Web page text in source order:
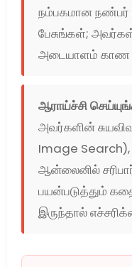
நம்பகமான நண்பர்
பேசுங்கள்;
அடையாளம் காண
ஆராய்ச்சி
அவர்களின்
Image
ஆன்லைனில்
பயன்படுத்தும்
இருந்தால்